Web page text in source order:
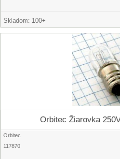
Skladom: 100+
Orbitec Žiarovka
Orbitec
117870